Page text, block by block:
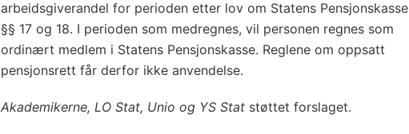
arbeidsgiverandel for perioden etter lov om Statens Pensjonskasse
§§ 17 og 18. I perioden som medregnes, vil personen regnes som
ordinært medlem i Statens Pensjonskasse. Reglene om oppsatt
pensjonsrett får derfor ikke anvendelse.
Akademikerne, LO Stat, Unio og YS Stat støttet forslaget.